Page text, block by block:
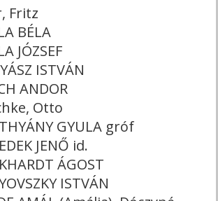
Fritz
BÉLA
JÓZSEF
ISTVÁN
ANDOR
Otto
GYULA gróf
JENŐ id.
ÁGOST
ISTVÁN